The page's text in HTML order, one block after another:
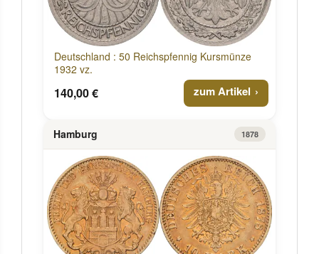
Deutschland : 50 Reichspfennig Kursmünze
1932 vz.
140,00 € zum Artikel
Hamburg 1878